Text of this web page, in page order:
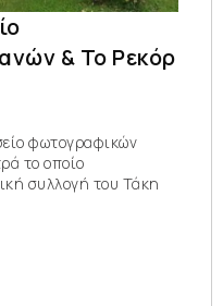
& Το Ρεκόρ
φωτογραφικών
το οποίο
συλλογή του Τάκη